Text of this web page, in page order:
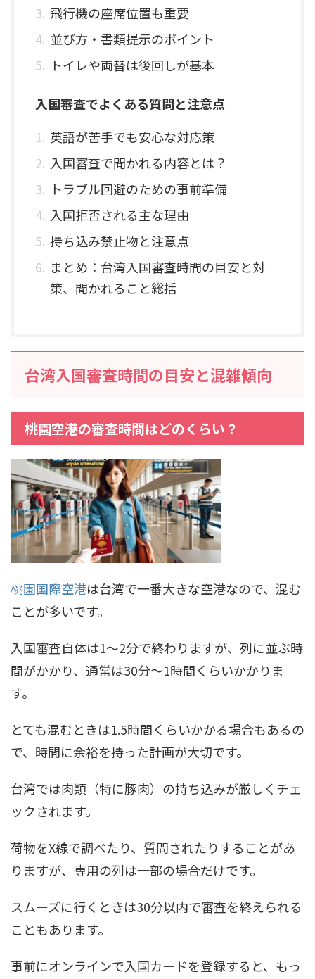
飛行機の座席位置も重要
並び方・書類提示のポイント
トイレや両替は後回しが基本
入国審査でよくある質問と注意点
英語が苦手でも安心な対応策
入国審査で聞かれる内容とは？
トラブル回避のための事前準備
入国拒否される主な理由
持ち込み禁止物と注意点
まとめ：台湾入国審査時間の目安と対
策、聞かれること総括
台湾入国審査時間の目安と混雑傾向
桃園空港の審査時間はどのくらい？
桃園国際空港は台湾で一番大きな空港なので、混む
ことが多いです。
入国審査自体は1～2分で終わりますが、列に並ぶ時
間がかかり、通常は30分～1時間くらいかかりま
す。
とても混むときは1.5時間くらいかかる場合もあるの
で、時間に余裕を持った計画が大切です。
台湾では肉類（特に豚肉）の持ち込みが厳しくチェ
ックされます。
荷物をX線で調べたり、質問されたりすることがあ
りますが、専用の列は一部の場合だけです。
スムーズに行くときは30分以内で審査を終えられる
こともあります。
事前にオンラインで入国カードを登録すると、もっ